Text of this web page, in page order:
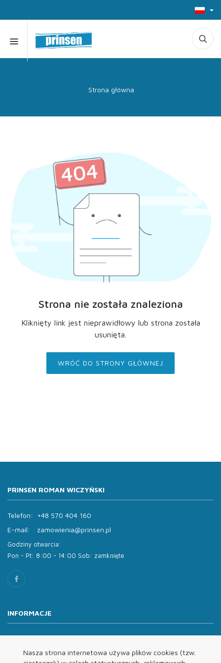
Nasza strona internetowa używa plików cookies (tzw.
Strona główna
Strona nie została znaleziona
Kliknięty link jest nieprawidłowy lub strona została
usunięta.
WRÓĆ DO STRONY GŁÓWNEJ
PRINSEN ROMAN WICZYŃSKI
Telefon:
+48 570 404 160
E-mail:
zamowienia@prinsen.pl
Godziny otwarcia:
Pon - Pt: 8:00 - 14:00 Sob: zamknięte
INFORMACJE
Oferta